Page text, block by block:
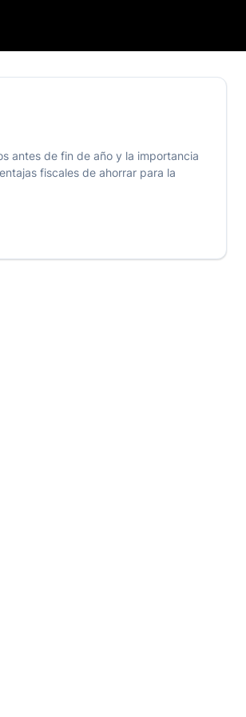
antes de fin de año y la importancia
fiscales de ahorrar para la